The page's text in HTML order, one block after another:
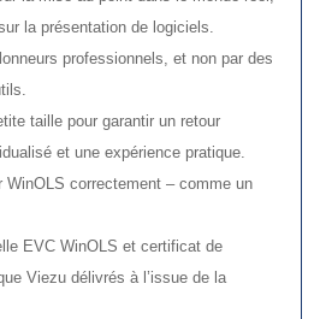
la présentation de logiciels.
professionnels, et non par des
taille pour garantir un retour
et une expérience pratique.
WinOLS correctement – comme un
EVC WinOLS et certificat de
Viezu délivrés à l’issue de la